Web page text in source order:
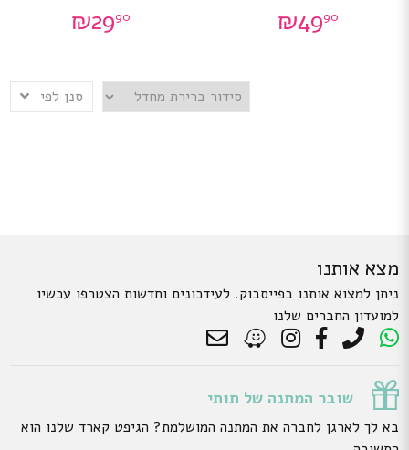
₪4990
₪2990
סנן לפי
מצא אותנו
ניתן למצוא אותנו בפייסבוק. לעידכונים וחדשות הצטרפו עכשיו
למועדון החברים שלנו
שובר המתנה של תותי
בא לך לארגן לחברה את המתנה המושלמת? הגיפט קארד שלנו הוא